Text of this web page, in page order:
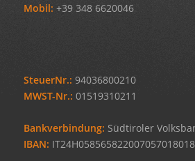
Mobil: +39 348 6620046
SteuerNr.: 94036800210
MWST-Nr.: 01519310211
Bankverbindung: Südtiroler
IBAN: